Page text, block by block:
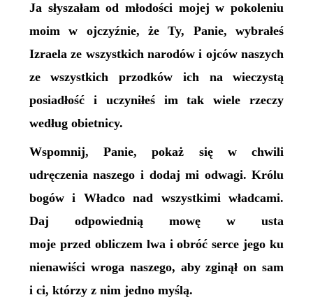
Ja słyszałam od młodości mojej w pokoleniu
moim w ojczyźnie, że Ty, Panie, wybrałeś
Izraela ze wszystkich narodów i ojców naszych
ze wszystkich przodków ich na wieczystą
posiadłość i uczyniłeś im tak wiele rzeczy
według obietnicy.
Wspomnij, Panie, pokaż się w chwili
udręczenia naszego i dodaj mi odwagi. Królu
bogów i Władco nad wszystkimi władcami.
Daj odpowiednią mowę w usta
moje przed obliczem lwa i obróć serce jego ku
nienawiści wroga naszego, aby zginął on sam
i ci, którzy z nim jedno myślą.